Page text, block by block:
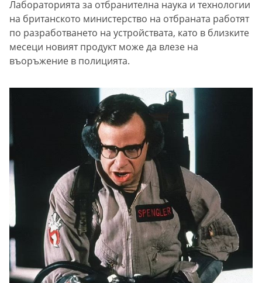
Лабораторията за отбранителна наука и технологии
на британското министерство на отбраната работят
по разработването на устройствата, като в близките
месеци новият продукт може да влезе на
въоръжение в полицията.